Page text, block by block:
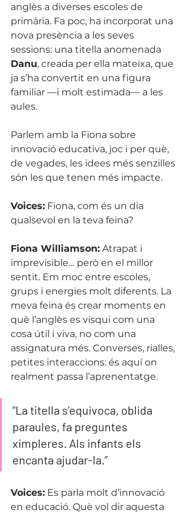
anglès a diverses escoles de
primària. Fa poc, ha incorporat una
nova presència a les seves
sessions: una titella anomenada
Danu, creada per ella mateixa, que
ja s’ha convertit en una figura
familiar —i molt estimada— a les
aules.
Parlem amb la Fiona sobre
innovació educativa, joc i per què,
de vegades, les idees més senzilles
són les que tenen més impacte.
Voices: Fiona, com és un dia
qualsevol en la teva feina?
Fiona Williamson: Atrapat i
imprevisible… però en el millor
sentit. Em moc entre escoles,
grups i energies molt diferents. La
meva feina és crear moments en
què l’anglès es visqui com una
cosa útil i viva, no com una
assignatura més. Converses, rialles,
petites interaccions: és aquí on
realment passa l’aprenentatge.
“La titella s’equivoca, oblida
paraules, fa preguntes
ximpleres. Als infants els
encanta ajudar-la.”
Voices: Es parla molt d’innovació
en educació. Què vol dir aquesta